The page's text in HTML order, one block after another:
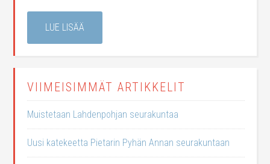
LUE LISÄÄ
VIIMEISIMMÄT ARTIKKELIT
Muistetaan Lahdenpohjan seurakuntaa
Uusi katekeetta Pietarin Pyhän Annan seurakuntaan